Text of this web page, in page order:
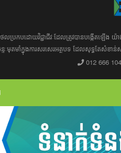
ជីថល​​​ប្រកប​ដោយ​វិជ្ជាជីវៈ​ដែល​​​ត្រូវ​បាន​បង្កើត
ទៈ​​មុតមាំ​​​ក្នុង​​ការ​សរសេរ​​អត្ថបទ​​ ដែល​សុទ្ធតែ​សំ
012 666